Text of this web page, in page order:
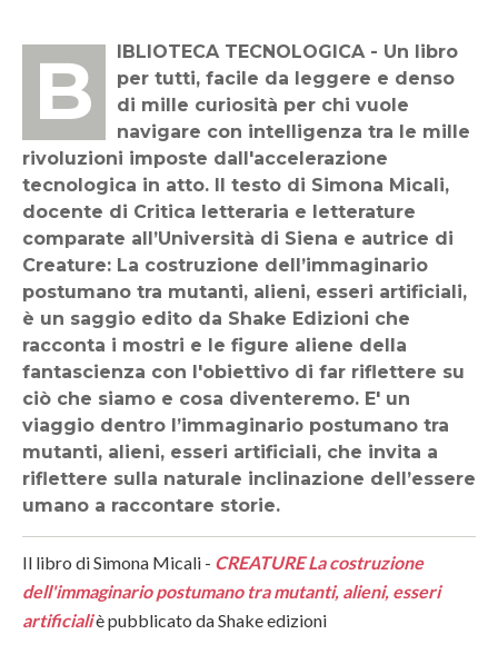
BIBLIOTECA TECNOLOGICA - Un libro
per tutti, facile da leggere e denso
di mille curiosità per chi vuole
navigare con intelligenza tra le mille
rivoluzioni imposte dall'accelerazione
tecnologica in atto. Il testo di Simona Micali,
docente di Critica letteraria e letterature
comparate all’Università di Siena e autrice di
Creature: La costruzione dell’immaginario
postumano tra mutanti, alieni, esseri artificiali,
è un saggio edito da Shake Edizioni che
racconta i mostri e le figure aliene della
fantascienza con l'obiettivo di far riflettere su
ciò che siamo e cosa diventeremo. E' un
viaggio dentro l’immaginario postumano tra
mutanti, alieni, esseri artificiali, che invita a
riflettere sulla naturale inclinazione dell’essere
umano a raccontare storie.
Il libro di Simona Micali - CREATURE La costruzione
dell'immaginario postumano tra mutanti, alieni, esseri
artificialiè pubblicato da Shake edizioni